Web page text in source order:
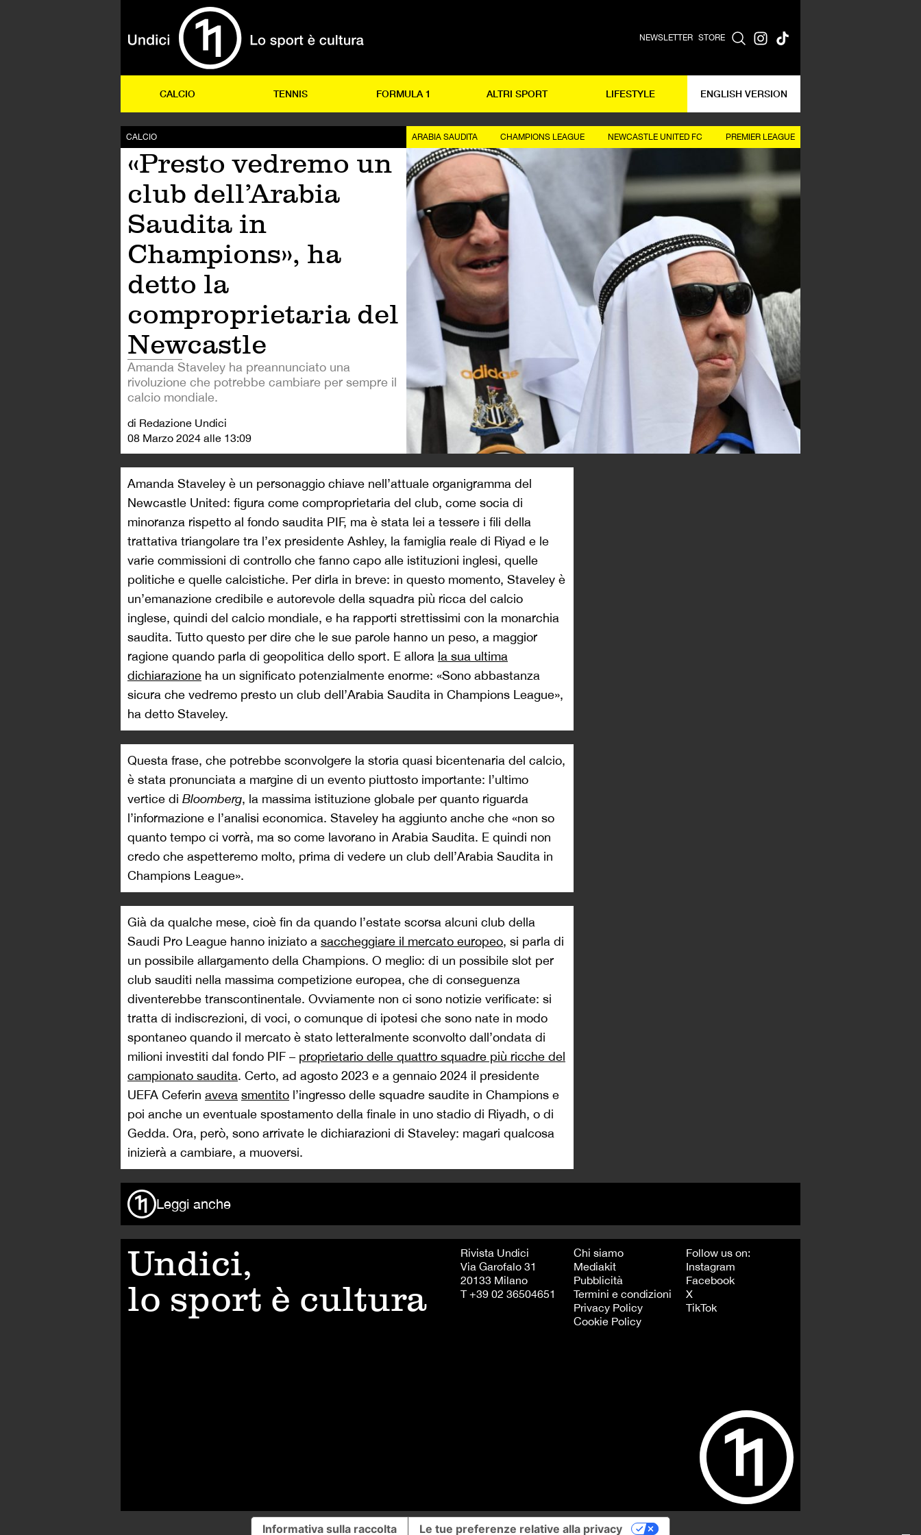
NEWSLETTER STORE
CALCIO TENNIS FORMULA 1 ALTRI SPORT LIFESTYLE ENGLISH VERSION
CALCIO
«Presto vedremo un
club dell’Arabia
Saudita in
Champions», ha
detto la
comproprietaria del
Newcastle
Amanda Staveley ha preannunciato una
rivoluzione che potrebbe cambiare per sempre il
calcio mondiale.
di Redazione Undici
08 Marzo 2024 alle 13:09
ARABIA SAUDITA CHAMPIONS LEAGUE NEWCASTLE UNITED FC PREMIER LEAGUE
Amanda Staveley è un personaggio chiave nell’attuale organigramma del
Newcastle United: figura come comproprietaria del club, come socia di
minoranza rispetto al fondo saudita PIF, ma è stata lei a tessere i fili della
trattativa triangolare tra l’ex presidente Ashley, la famiglia reale di Riyad e le
varie commissioni di controllo che fanno capo alle istituzioni inglesi, quelle
politiche e quelle calcistiche. Per dirla in breve: in questo momento, Staveley è
un’emanazione credibile e autorevole della squadra più ricca del calcio
inglese, quindi del calcio mondiale, e ha rapporti strettissimi con la monarchia
saudita. Tutto questo per dire che le sue parole hanno un peso, a maggior
ragione quando parla di geopolitica dello sport. E allora la sua ultima
dichiarazione ha un significato potenzialmente enorme: «Sono abbastanza
sicura che vedremo presto un club dell’Arabia Saudita in Champions League»,
ha detto Staveley.
Questa frase, che potrebbe sconvolgere la storia quasi bicentenaria del calcio,
è stata pronunciata a margine di un evento piuttosto importante: l’ultimo
vertice di Bloomberg, la massima istituzione globale per quanto riguarda
l’informazione e l’analisi economica. Staveley ha aggiunto anche che «non so
quanto tempo ci vorrà, ma so come lavorano in Arabia Saudita. E quindi non
credo che aspetteremo molto, prima di vedere un club dell’Arabia Saudita in
Champions League».
Già da qualche mese, cioè fin da quando l’estate scorsa alcuni club della
Saudi Pro League hanno iniziato a saccheggiare il mercato europeo, si parla di
un possibile allargamento della Champions. O meglio: di un possibile slot per
club sauditi nella massima competizione europea, che di conseguenza
diventerebbe transcontinentale. Ovviamente non ci sono notizie verificate: si
tratta di indiscrezioni, di voci, o comunque di ipotesi che sono nate in modo
spontaneo quando il mercato è stato letteralmente sconvolto dall’ondata di
milioni investiti dal fondo PIF – proprietario delle quattro squadre più ricche del
campionato saudita. Certo, ad agosto 2023 e a gennaio 2024 il presidente
UEFA Ceferin aveva smentito l’ingresso delle squadre saudite in Champions e
poi anche un eventuale spostamento della finale in uno stadio di Riyadh, o di
Gedda. Ora, però, sono arrivate le dichiarazioni di Staveley: magari qualcosa
inizierà a cambiare, a muoversi.
Leggi anche
Undici,
lo sport è cultura
Rivista Undici
Via Garofalo 31
20133 Milano
T +39 02 36504651
Chi siamo
Mediakit
Pubblicità
Termini e condizioni
Privacy Policy
Cookie Policy
Follow us on:
Instagram
Facebook
X
TikTok
Informativa sulla raccolta Le tue preferenze relative alla privacy